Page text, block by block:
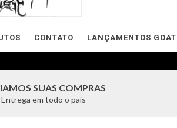
CONTATO LANÇAMENTOS
SUAS COMPRAS
Entrega em todo o país